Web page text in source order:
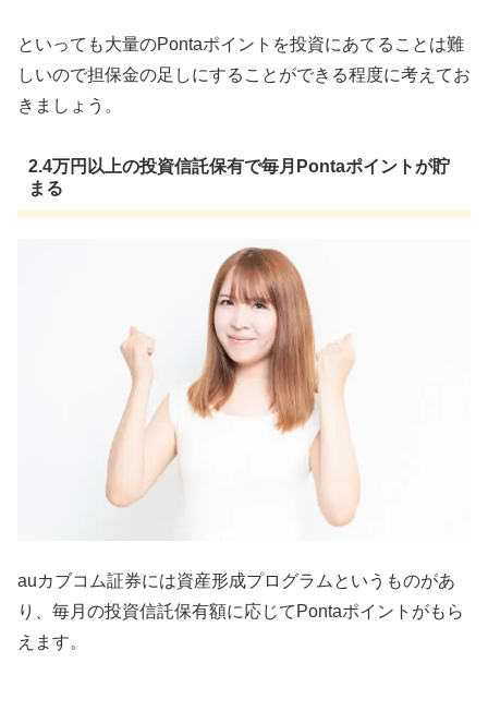
といっても大量のPontaポイントを投資にあてることは難
しいので担保金の足しにすることができる程度に考えてお
きましょう。
2.4万円以上の投資信託保有で毎月Pontaポイントが貯
まる
auカブコム証券には資産形成プログラムというものがあ
り、毎月の投資信託保有額に応じてPontaポイントがもら
えます。